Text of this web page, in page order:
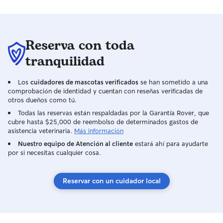
autorice. Vivimos en un Piso en el centro
del casco urbano completamente
adaptado para ellos. Para qué estén
manta y sus juguetes.
Reserva con toda
tranquilidad
Los cuidadores de mascotas verificados se han sometido a una
comprobación de identidad y cuentan con reseñas verificadas de
otros dueños como tú.
Todas las reservas están respaldadas por la Garantía Rover, que
cubre hasta $25,000 de reembolso de determinados gastos de
asistencia veterinaria. Más información
Nuestro equipo de Atención al cliente estará ahí para ayudarte
por si necesitas cualquier cosa.
Reservar con un cuidador local